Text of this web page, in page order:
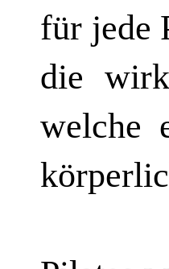
für jede
die
welche